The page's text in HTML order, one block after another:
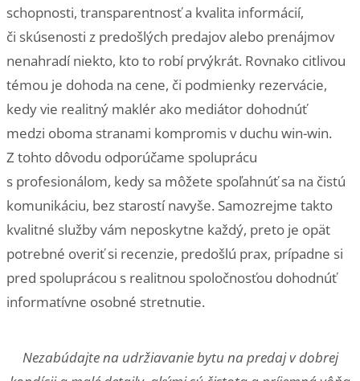
schopnosti, transparentnosť a kvalita informácií,
či skúsenosti z predošlých predajov alebo prenájmov
nenahradí niekto, kto to robí prvýkrát. Rovnako citlivou
témou je dohoda na cene, či podmienky rezervácie,
kedy vie realitný maklér ako mediátor dohodnúť
medzi oboma stranami kompromis v duchu win-win.
Z tohto dôvodu odporúčame spoluprácu
s profesionálom, kedy sa môžete spoľahnúť sa na čistú
komunikáciu, bez starostí navyše. Samozrejme takto
kvalitné služby vám neposkytne každý, preto je opät
potrebné overiť si recenzie, predošlú prax, prípadne si
pred spoluprácou s realitnou spoločnosťou dohodnúť
informatívne osobné stretnutie.
Nezabúdajte na udržiavanie bytu na predaj v dobrej